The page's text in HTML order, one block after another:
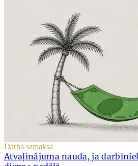
Darba samaksa
Atvaļinājuma nauda, ja